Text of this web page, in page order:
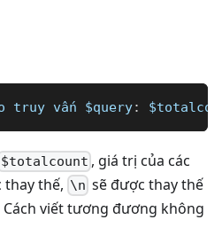
truy vấn $query:
$totalcount , giá trị của các
thế, \n sẽ được thay thế
viết tương đương không